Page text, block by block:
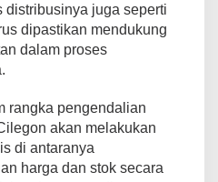
distribusinya juga seperti
dipastikan mendukung
dalam proses
rangka pengendalian
akan melakukan
di antaranya
harga dan stok secara